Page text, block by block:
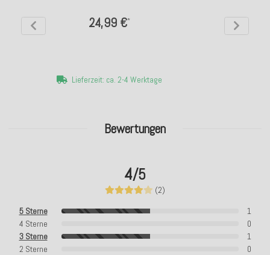
Bewertungen
4/5
(2)
5 Sterne
1
4 Sterne
0
3 Sterne
1
2 Sterne
0
24,99 €*
Lieferzeit: ca. 2-4 Werktage